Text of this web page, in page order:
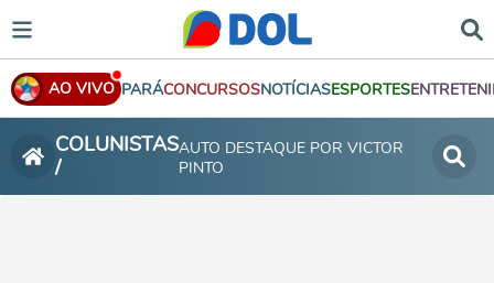
AO VIVO PARÁCONCURSOSNOTÍCIASESPORTES
COLUNISTAS
/
AUTO DESTAQUE POR VICTOR
PINTO